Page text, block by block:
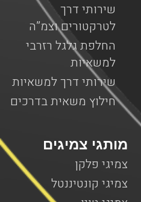
שירותי דרך
לטרקטורים וצמ”ה
החלפת גלגל רזרבי
למשאיות
שירותי דרך למשאיות
חילוץ משאית בדרכים
מותגי צמיגים
צמיגי פלקן
צמיגי קונטיננטל